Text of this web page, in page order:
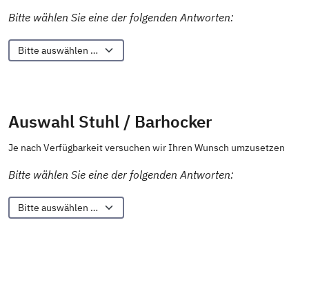
Bitte wählen Sie eine der folgenden Antworten:
Auswahl Stuhl / Barhocker
Je nach Verfügbarkeit versuchen wir Ihren Wunsch umzusetzen
Bitte wählen Sie eine der folgenden Antworten: